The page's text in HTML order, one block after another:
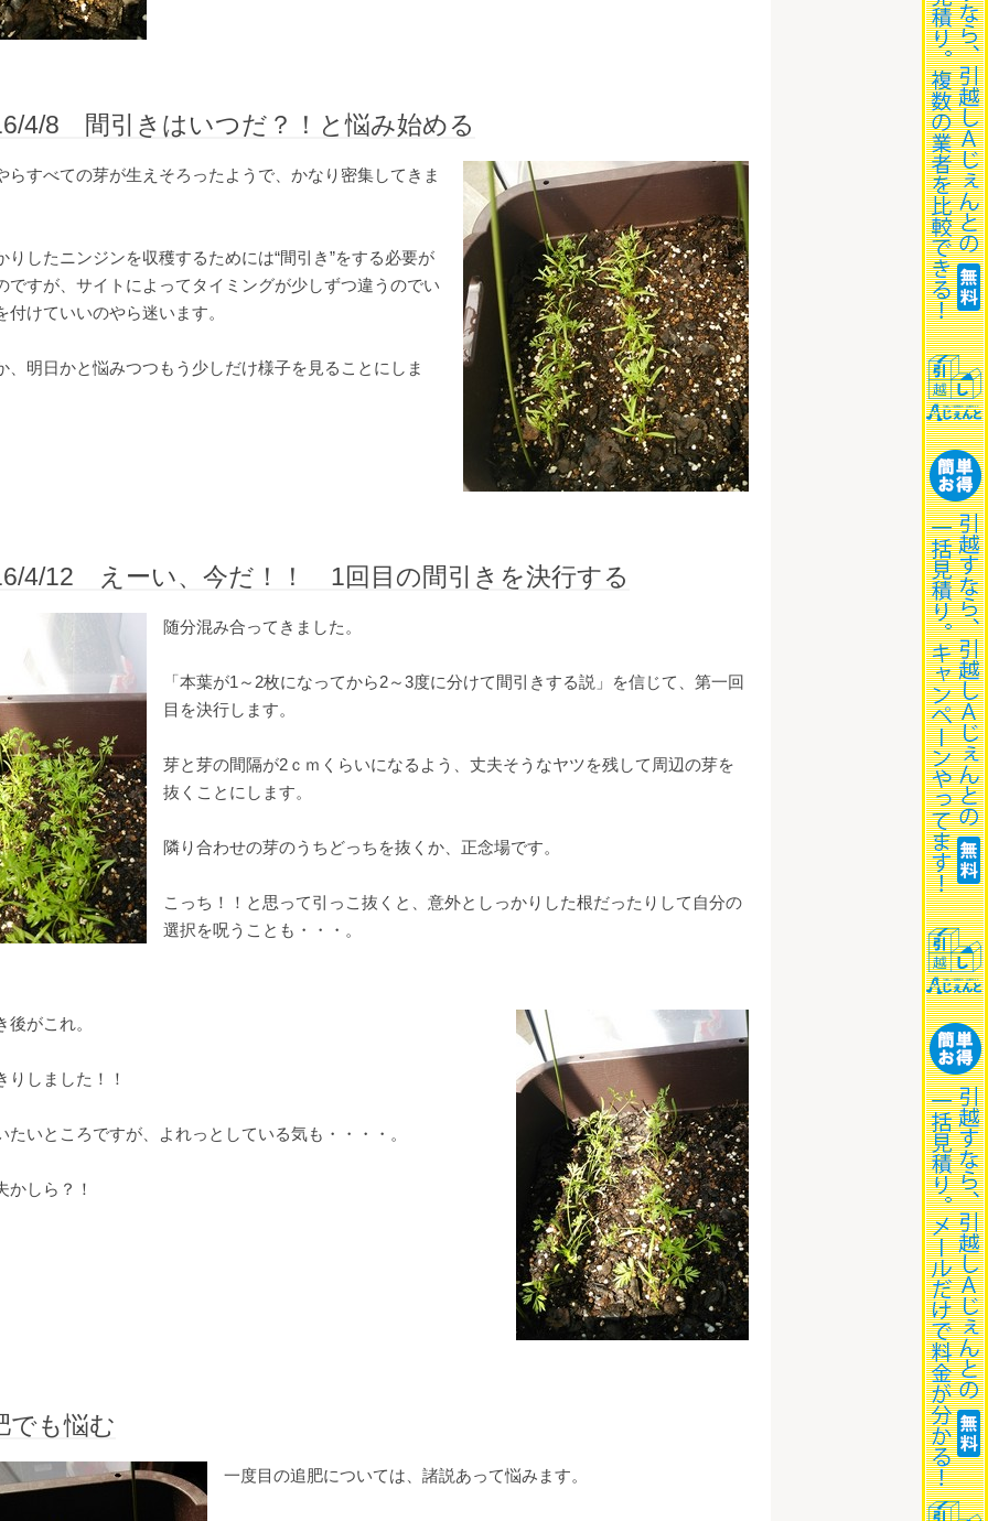
4/8 間引きはいつだ？！と悩み始める
らすべての芽が生えそろったようで、かなり密集してきま
りしたニンジンを収穫するためには“間引き”をする必要が
ですが、サイトによってタイミングが少しずつ違うのでい
付けていいのやら迷います。
、明日かと悩みつつもう少しだけ様子を見ることにしま
4/12 えーい、今だ！！ 1回目の間引きを決行する
随分混み合ってきました。
「本葉が1～2枚になってから2～3度に分けて間引きする説」を信じて、第一回
目を決行します。
芽と芽の間隔が2ｃｍくらいになるよう、丈夫そうなヤツを残して周辺の芽を
抜くことにします。
隣り合わせの芽のうちどっちを抜くか、正念場です。
こっち！！と思って引っこ抜くと、意外としっかりした根だったりして自分の
選択を呪うことも・・・。
後がこれ。
りしました！！
たいところですが、よれっとしている気も・・・・。
かしら？！
でも悩む
一度目の追肥については、諸説あって悩みます。